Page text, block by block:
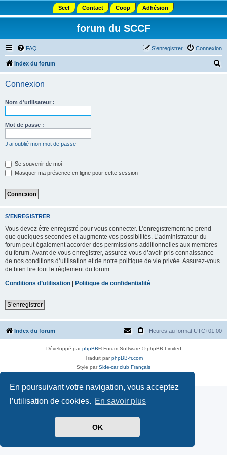
En poursuivant votre navigation, vous acceptez
l’utilisation de cookies. En savoir plus
OK
Sccf Contact Coop Adhésion
forum du SCCF
FAQ Connexion
S’enregistrer
Index du forum
Connexion
Nom d’utilisateur :
Mot de passe :
J’ai oublié mon mot de passe
Se souvenir de moi
Masquer ma présence en ligne pour cette session
S’ENREGISTRER
Vous devez être enregistré pour vous connecter. L’enregistrement ne prend
que quelques secondes et augmente vos possibilités. L’administrateur du
forum peut également accorder des permissions additionnelles aux membres
du forum. Avant de vous enregistrer, assurez-vous d’avoir pris connaissance
de nos conditions d’utilisation et de notre politique de vie privée. Assurez-vous
de bien lire tout le règlement du forum.
Conditions d’utilisation | Politique de confidentialité
S’enregistrer
Index du forum Heures au format UTC+01:00
Développé parphpBB® Forum Software © phpBB Limited
Traduit parphpBB-fr.com
Style parSide-car club Français